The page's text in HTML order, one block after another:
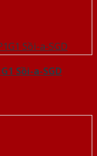
Sồi-a-SGD